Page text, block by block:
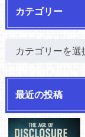
カテゴリー
最近の投稿